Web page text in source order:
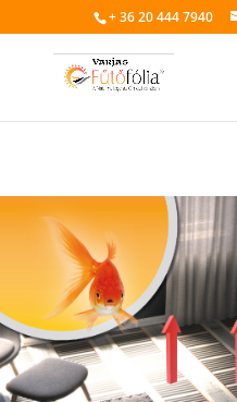
+ 36 20 444 7940